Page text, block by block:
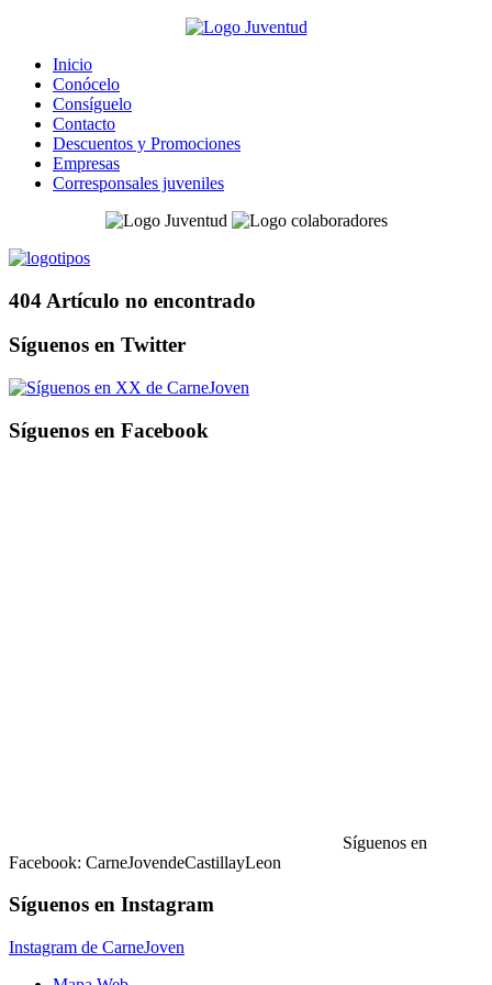
Inicio
Conócelo
Consíguelo
Contacto
Descuentos y Promociones
Empresas
Corresponsales juveniles
404 Artículo no encontrado
Síguenos en Twitter
X de CarneJoven
Síguenos en Facebook
Síguenos en
Facebook: CarneJovendeCastillayLeon
Síguenos en Instagram
Instagram de CarneJoven